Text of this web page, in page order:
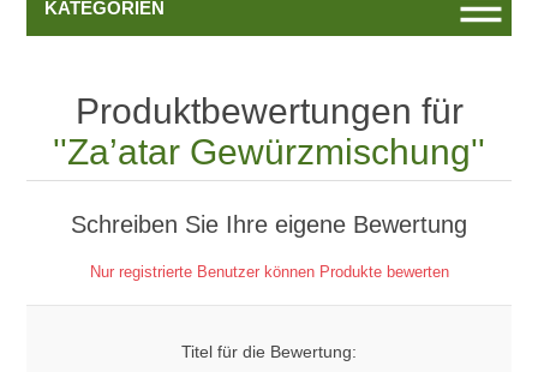
KATEGORIEN
Produktbewertungen für
Za’atar Gewürzmischung
Schreiben Sie Ihre eigene Bewertung
Nur registrierte Benutzer können Produkte bewerten
Titel für die Bewertung: